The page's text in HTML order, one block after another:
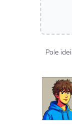
Pole